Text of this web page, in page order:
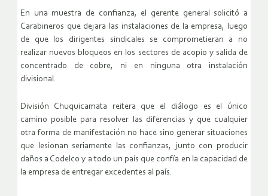
En una muestra de confianza, el gerente general solicitó a
Carabineros que dejara las instalaciones de la empresa, luego
de que los dirigentes sindicales se comprometieran a no
realizar nuevos bloqueos en los sectores de acopio y salida de
concentrado de cobre, ni en ninguna otra instalación
divisional.
División Chuquicamata reitera que el diálogo es el único
camino posible para resolver las diferencias y que cualquier
otra forma de manifestación no hace sino generar situaciones
que lesionan seriamente las confianzas, junto con producir
daños a Codelco y a todo un país que confía en la capacidad de
la empresa de entregar excedentes al país.